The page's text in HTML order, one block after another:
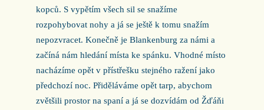
kopců. S vypětím všech sil se snažíme
rozpohybovat nohy a já se ještě k tomu snažím
nepozvracet. Konečně je Blankenburg za námi a
začíná nám hledání místa ke spánku. Vhodné místo
nacházíme opět v přístřešku stejného ražení jako
předchozí noc. Přiděláváme opět tarp, abychom
zvětšili prostor na spaní a já se dozvídám od Žďáňi